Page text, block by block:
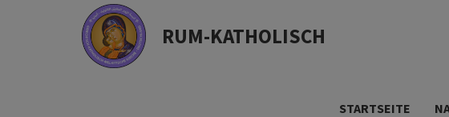
RUM-KATHOLISCH
STARTSEITE